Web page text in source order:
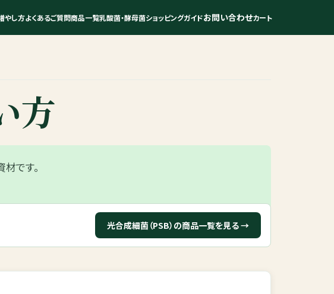
やし方よくあるご質問商品一覧乳酸菌・酵母菌ショッピングガイドお問い合わせカート
方
です。
光合成細菌（PSB）の商品一覧を見る →